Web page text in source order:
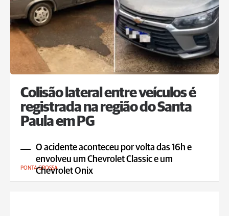
Colisão lateral entre veículos é
registrada na região do Santa
Paula em PG
O acidente aconteceu por volta das 16h e
envolveu um Chevrolet Classic e um
Chevrolet Onix
PONTA GROSSA